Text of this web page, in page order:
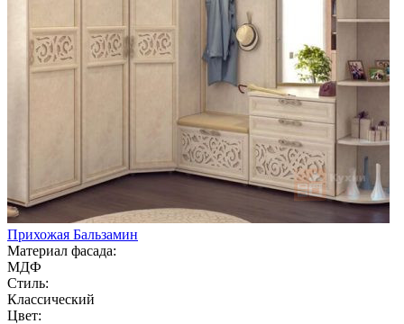
Прихожая Бальзамин
Материал фасада:
МДФ
Стиль:
Классический
Цвет: